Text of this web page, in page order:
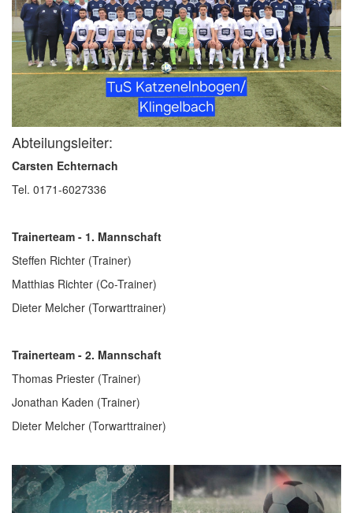
Abteilungsleiter:
Carsten Echternach
Tel. 0171-6027336
Trainerteam - 1. Mannschaft
Steffen Richter (Trainer)
Matthias Richter (Co-Trainer)
Dieter Melcher (Torwarttrainer)
Trainerteam - 2. Mannschaft
Thomas Priester (Trainer)
Jonathan Kaden (Trainer)
Dieter Melcher (Torwarttrainer)